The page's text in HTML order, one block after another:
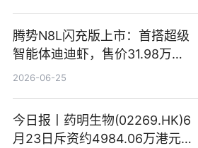
腾势N8L闪充版上市：首搭超级
智能体迪迪虾，售价31.98万
元-34.98万元 焦点日报
2026-06-25
今日报丨药明生物(02269.HK)6
月23日斥资约4984.06万港元回